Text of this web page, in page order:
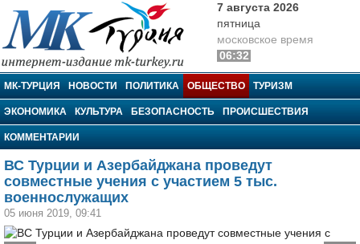
МК-Турция
7 августа 2026
пятница
московское время
06:32
МК-ТУРЦИЯ НОВОСТИ ПОЛИТИКА ОБЩЕСТВО ТУРИЗМ
ЭКОНОМИКА КУЛЬТУРА БЕЗОПАСНОСТЬ ПРОИСШЕСТВИЯ
КОММЕНТАРИИ
ВС Турции и Азербайджана проведут
совместные учения с участием 5 тыс.
военнослужащих
05 июня 2019, 09:41